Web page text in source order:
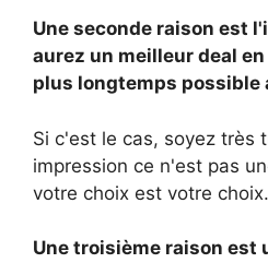
Une seconde raison est
aurez un meilleur deal
plus longtemps possible
Si c'est le cas, soyez très
impression ce n'est pas
votre choix est votre choix.
Une troisième raison est